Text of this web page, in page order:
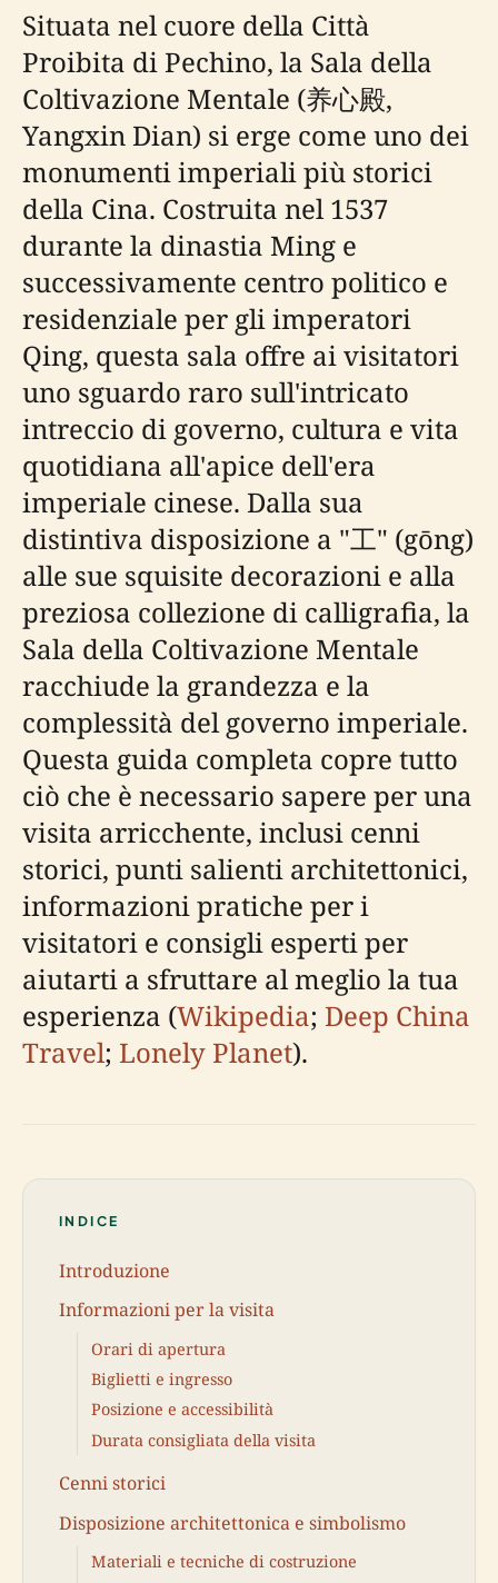
Situata nel cuore della Città
Proibita di Pechino, la Sala della
Coltivazione Mentale (养心殿,
Yangxin Dian) si erge come uno dei
monumenti imperiali più storici
della Cina. Costruita nel 1537
durante la dinastia Ming e
successivamente centro politico e
residenziale per gli imperatori
Qing, questa sala offre ai visitatori
uno sguardo raro sull'intricato
intreccio di governo, cultura e vita
quotidiana all'apice dell'era
imperiale cinese. Dalla sua
distintiva disposizione a "工" (gōng)
alle sue squisite decorazioni e alla
preziosa collezione di calligrafia, la
Sala della Coltivazione Mentale
racchiude la grandezza e la
complessità del governo imperiale.
Questa guida completa copre tutto
ciò che è necessario sapere per una
visita arricchente, inclusi cenni
storici, punti salienti architettonici,
informazioni pratiche per i
visitatori e consigli esperti per
aiutarti a sfruttare al meglio la tua
esperienza (Wikipedia; Deep China
Travel; Lonely Planet).
INDICE
Introduzione
Informazioni per la visita
Orari di apertura
Biglietti e ingresso
Posizione e accessibilità
Durata consigliata della visita
Cenni storici
Disposizione architettonica e simbolismo
Materiali e tecniche di costruzione